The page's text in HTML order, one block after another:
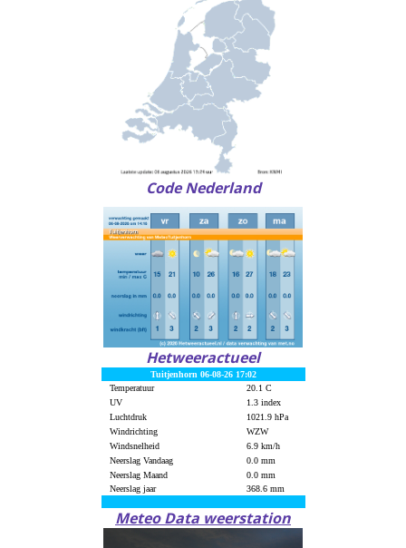
Code Nederland
Hetweeractueel
Meteo Data weerstation